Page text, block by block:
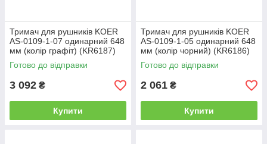
Тримач для рушників KOER
AS-0109-1-07 одинарний 648
мм (колір графіт) (KR6187)
Готово до відправки
3 092 ₴
Купити
Тримач для рушників KOER
AS-0109-1-05 одинарний 648
мм (колір чорний) (KR6186)
Готово до відправки
2 061 ₴
Купити